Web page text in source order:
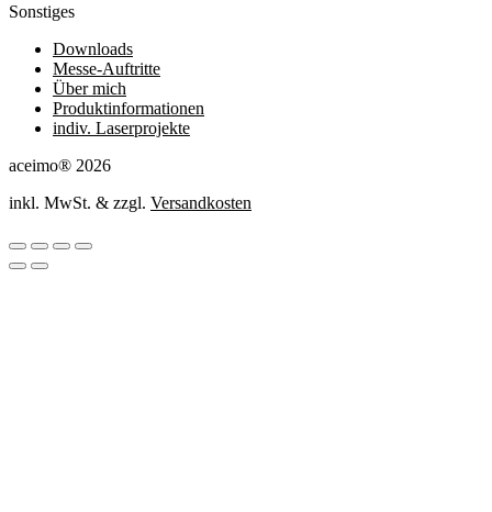
Sonstiges
Downloads
Messe-Auftritte
Über mich
Produktinformationen
indiv. Laserprojekte
aceimo® 2026
inkl. MwSt. & zzgl. Versandkosten